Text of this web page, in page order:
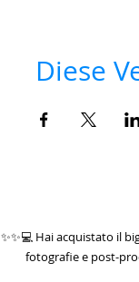
Diese
✨✨💻 Hai acquistato il
fotografie e post-